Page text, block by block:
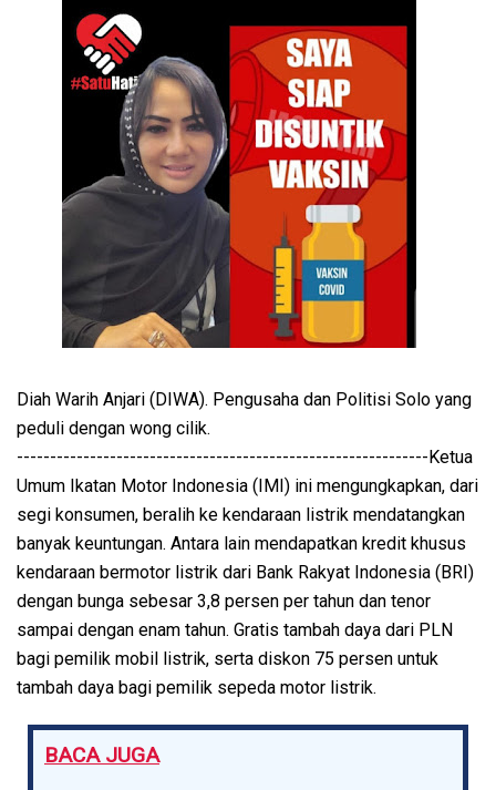
Diah Warih Anjari (DIWA). Pengusaha dan Politisi Solo yang
peduli dengan wong cilik.
--------------------------------------------------------------Ketua
Umum Ikatan Motor Indonesia (IMI) ini mengungkapkan, dari
segi konsumen, beralih ke kendaraan listrik mendatangkan
banyak keuntungan. Antara lain mendapatkan kredit khusus
kendaraan bermotor listrik dari Bank Rakyat Indonesia (BRI)
dengan bunga sebesar 3,8 persen per tahun dan tenor
sampai dengan enam tahun. Gratis tambah daya dari PLN
bagi pemilik mobil listrik, serta diskon 75 persen untuk
tambah daya bagi pemilik sepeda motor listrik.
BACA JUGA